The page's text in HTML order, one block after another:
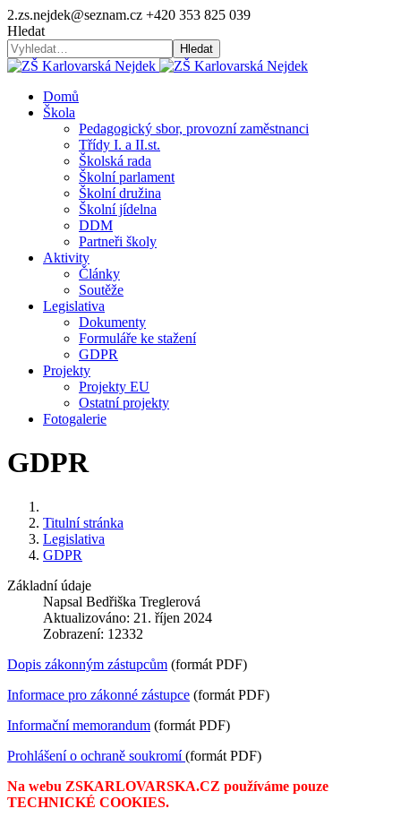
2.zs.nejdek@seznam.cz +420 353 825 039
Hledat
Hledat
Domů
Škola
Pedagogický sbor, provozní zaměstnanci
Třídy I. a II.st.
Školská rada
Školní parlament
Školní družina
Školní jídelna
DDM
Partneři školy
Aktivity
Články
Soutěže
Legislativa
Dokumenty
Formuláře ke stažení
GDPR
Projekty
Projekty EU
Ostatní projekty
Fotogalerie
GDPR
Titulní stránka
Legislativa
GDPR
Základní údaje
Napsal Bedřiška Treglerová
Aktualizováno: 21. říjen 2024
Zobrazení: 12332
Dopis zákonným zástupcům (formát PDF)
Informace pro zákonné zástupce (formát PDF)
Informační memorandum (formát PDF)
Prohlášení o ochraně soukromí(formát PDF)
Na webu ZSKARLOVARSKA.CZ používáme pouze
TECHNICKÉ COOKIES.